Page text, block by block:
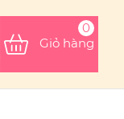
0
Giỏ hàng